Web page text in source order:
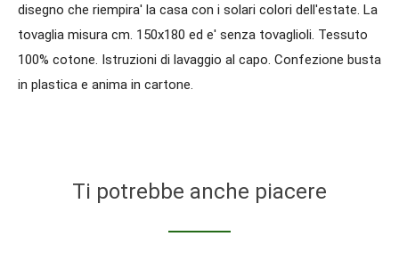
disegno che riempira' la casa con i solari colori dell'estate. La
tovaglia misura cm. 150x180 ed e' senza tovaglioli. Tessuto
100% cotone. Istruzioni di lavaggio al capo. Confezione busta
in plastica e anima in cartone.
Ti potrebbe anche piacere